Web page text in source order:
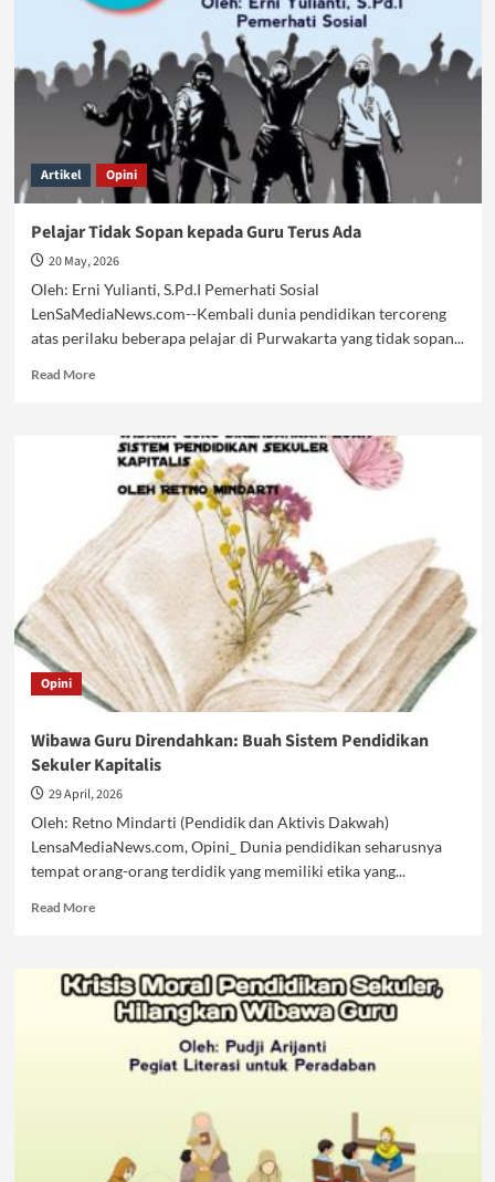
Artikel Opini
Pelajar Tidak Sopan kepada Guru Terus Ada
20 May, 2026
Oleh: Erni Yulianti, S.Pd.I Pemerhati Sosial
LenSaMediaNews.com--Kembali dunia pendidikan tercoreng
atas perilaku beberapa pelajar di Purwakarta yang tidak sopan...
Read MoreRead
Pelajar
Tidak
kepada
Guru
Terus
Ada
Opini
Wibawa Guru Direndahkan: Buah Sistem Pendidikan
Sekuler Kapitalis
29 April, 2026
Oleh: Retno Mindarti (Pendidik dan Aktivis Dakwah)
LensaMediaNews.com, Opini_ Dunia pendidikan seharusnya
tempat orang-orang terdidik yang memiliki etika yang...
Read MoreRead
Guru
Direndahkan:
Pendidikan